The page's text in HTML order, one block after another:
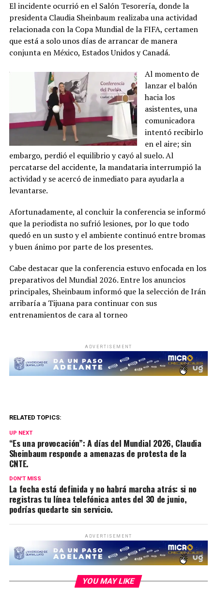
El incidente ocurrió en el Salón Tesorería, donde la
presidenta Claudia Sheinbaum realizaba una actividad
relacionada con la Copa Mundial de la FIFA, certamen
que está a solo unos días de arrancar de manera
conjunta en México, Estados Unidos y Canadá.
Al momento de
lanzar el balón
hacia los
asistentes, una
comunicadora
intentó recibirlo
en el aire; sin
embargo, perdió el equilibrio y cayó al suelo. Al
percatarse del accidente, la mandataria interrumpió la
actividad y se acercó de inmediato para ayudarla a
levantarse.
Afortunadamente, al concluir la conferencia se informó
que la periodista no sufrió lesiones, por lo que todo
quedó en un susto y el ambiente continuó entre bromas
y buen ánimo por parte de los presentes.
Cabe destacar que la conferencia estuvo enfocada en los
preparativos del Mundial 2026. Entre los anuncios
principales, Sheinbaum informó que la selección de Irán
arribaría a Tijuana para continuar con sus
entrenamientos de cara al torneo
ADVERTISEMENT
RELATED TOPICS:
UP NEXT
“Es una provocación”: A días del Mundial 2026, Claudia
Sheinbaum responde a amenazas de protesta de la
CNTE.
DON'T MISS
La fecha está definida y no habrá marcha atrás: si no
registras tu línea telefónica antes del 30 de junio,
podrías quedarte sin servicio.
ADVERTISEMENT
YOU MAY LIKE